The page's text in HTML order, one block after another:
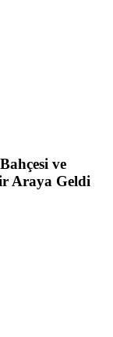
ve
Araya Geldi